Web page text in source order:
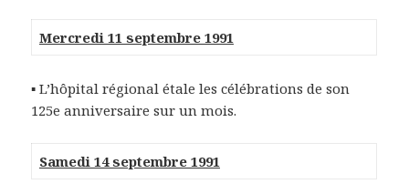
Mercredi 11 septembre 1991
▪ L’hôpital régional étale les célébrations de son
125e anniversaire sur un mois.
Samedi 14 septembre 1991